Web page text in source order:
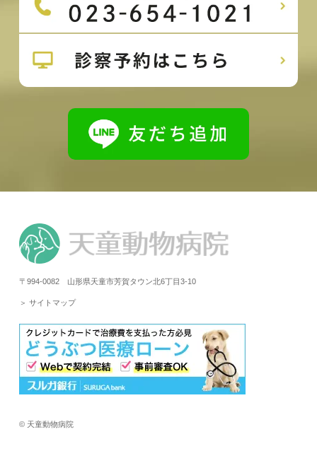
〒994-0082 山形県天童市芳賀タウン北6丁目3-10
＞ サイトマップ
© 天童動物病院